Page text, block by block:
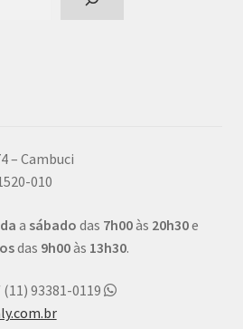
– Cambuci
010
a sábado das 7h00às 20h30e
das 9h00às 13h30.
93381-0119